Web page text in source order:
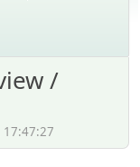
/
17:47:27